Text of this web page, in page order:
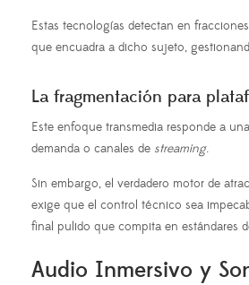
Estas tecnologías detectan en
que encuadra a dicho sujeto,
La fragmentación para
Este enfoque transmedia responde a
demanda o canales de streaming.
Sin embargo, el verdadero motor de
exige que el control técnico sea
final pulido que compita en estándares
Audio Inmersivo y